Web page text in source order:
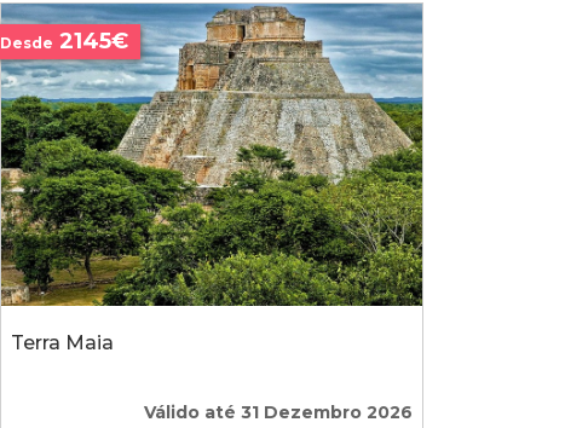
Terra Maia
Desde 2145€
Válido até 31 Dezembro 2026